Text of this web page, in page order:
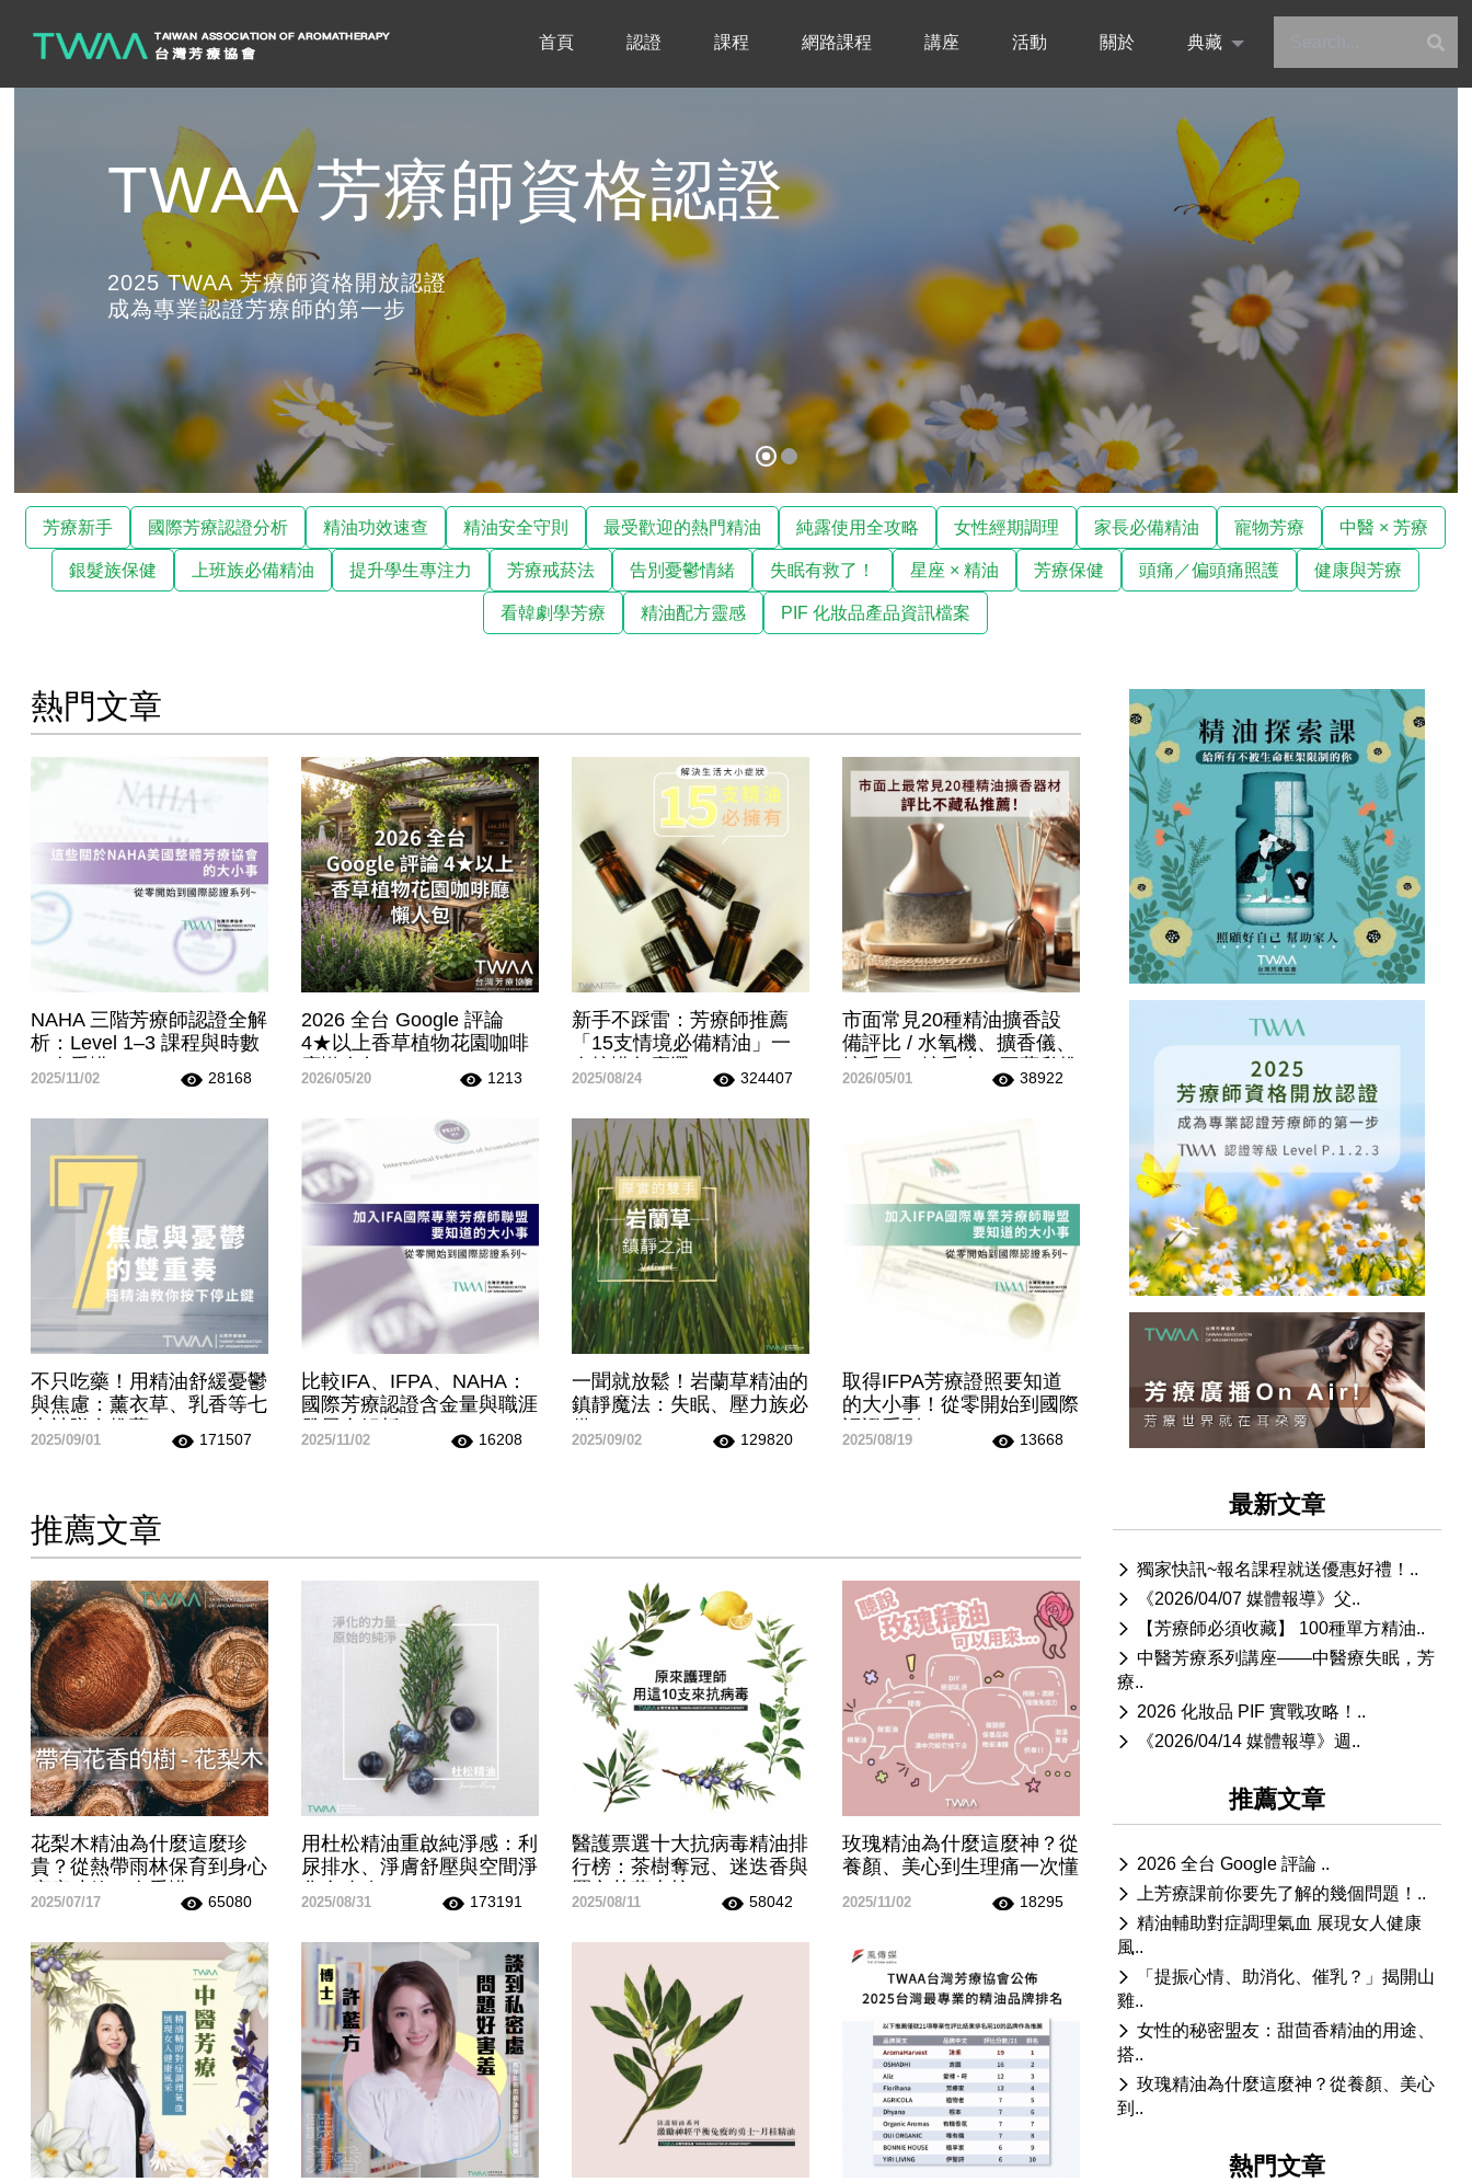
首頁 認證 課程 網路課程 講座 活動 關於 典藏
TWAA 芳療師資格認證
2025 TWAA 芳療師資格開放認證
成為專業認證芳療師的第一步
精油探索課
給所有不被生命框架限制的你
幫助家人 照顧好自己
芳療新手 國際芳療認證分析 精油功效速查 精油安全守則 最受歡迎的熱門精油 純露使用全攻略 女性經期調理 家長必備精油 寵物芳療 中醫 × 芳療
銀髮族保健 上班族必備精油 提升學生專注力 芳療戒菸法 告別憂鬱情緒 失眠有救了！ 星座 × 精油 芳療保健 頭痛／偏頭痛照護 健康與芳療
看韓劇學芳療 精油配方靈感 PIF 化妝品產品資訊檔案
熱門文章
NAHA 三階芳療師認證全解
析：Level 1–3 課程與時數
2025/11/02 28168
2026 全台 Google 評論
4★以上香草植物花園咖啡
2026/05/20 1213
新手不踩雷：芳療師推薦
「15支情境必備精油」一
2025/08/24 324407
市面常見20種精油擴香設
備評比 / 水氧機、擴香儀、
薦！
2026/05/01 38922
不只吃藥！用精油舒緩憂鬱
與焦慮：薰衣草、乳香等七
2025/09/01 171507
比較IFA、IFPA、NAHA：
國際芳療認證含金量與職涯
2025/11/02 16208
一聞就放鬆！岩蘭草精油的
鎮靜魔法：失眠、壓力族必
2025/09/02 129820
取得IFPA芳療證照要知道
的大小事！從零開始到國際
2025/08/19 13668
推薦文章
花梨木精油為什麼這麼珍
貴？從熱帶雨林保育到身心
2025/07/17 65080
用杜松精油重啟純淨感：利
尿排水、淨膚舒壓與空間淨
2025/08/31 173191
醫護票選十大抗病毒精油排
行榜：茶樹奪冠、迷迭香與
2025/08/11 58042
玫瑰精油為什麼這麼神？從
養顏、美心到生理痛一次懂
2025/11/02 18295
最新文章
獨家快訊~報名課程就送優惠好禮！..
《2026/04/07 媒體報導》父..
【芳療師必須收藏】 100種單方精油..
中醫芳療系列講座——中醫療失眠，芳
療..
2026 化妝品 PIF 實戰攻略！..
《2026/04/14 媒體報導》週..
推薦文章
2026 全台 Google 評論 ..
上芳療課前你要先了解的幾個問題！..
精油輔助對症調理氣血 展現女人健康
風..
「提振心情、助消化、催乳？」揭開山
雞..
女性的秘密盟友：甜茴香精油的用途、
搭..
玫瑰精油為什麼這麼神？從養顏、美心
到..
熱門文章